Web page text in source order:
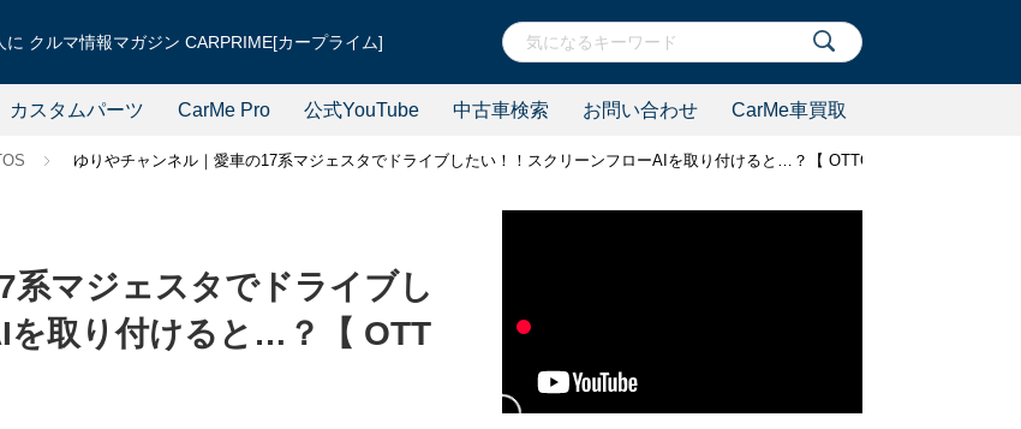
クルマ情報マガジン CARPRIME[カープライム]
カスタムパーツ CarMe Pro 公式YouTube 中古車検索 お問い合わせ CarMe車買取
ゆりやチャンネル｜愛車の17系マジェスタでドライブしたい！！スクリーンフローAIを取り付けると…？【 OTTOCAST(オットキャス
系マジェスタでドライブし
を取り付けると…？【 OTT